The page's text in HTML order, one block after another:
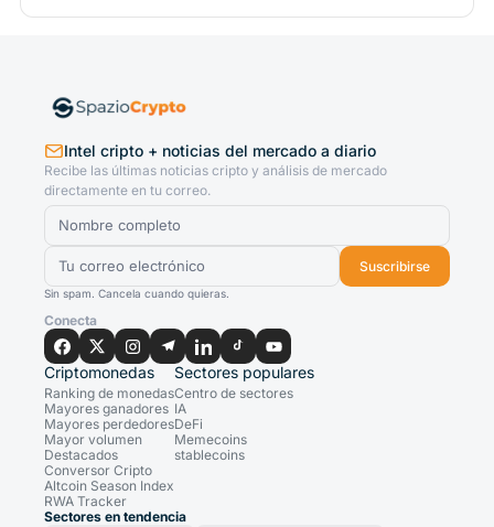
Intel cripto + noticias del mercado a diario
Recibe las últimas noticias cripto y análisis de mercado
directamente en tu correo.
Suscribirse
Sin spam. Cancela cuando quieras.
Conecta
Criptomonedas
Ranking de monedas
Mayores ganadores
Mayores perdedores
Mayor volumen
Destacados
Conversor Cripto
Altcoin Season Index
RWA Tracker
Sectores populares
Centro de sectores
IA
DeFi
Memecoins
stablecoins
Sectores en tendencia